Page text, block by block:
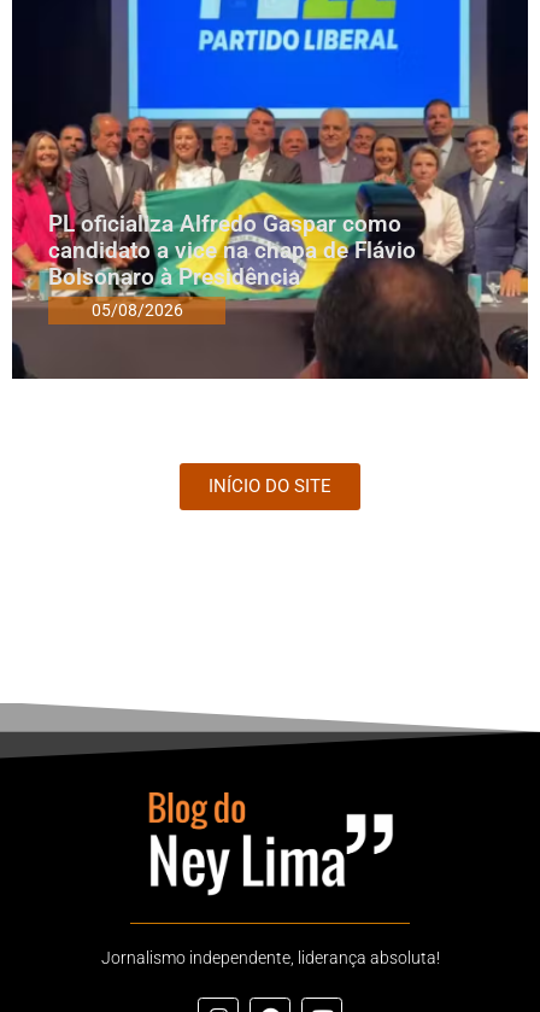
PL oficializa Alfredo Gaspar como
candidato a vice na chapa de Flávio
Bolsonaro à Presidência
05/08/2026
INÍCIO DO SITE
Jornalismo independente, liderança absoluta!